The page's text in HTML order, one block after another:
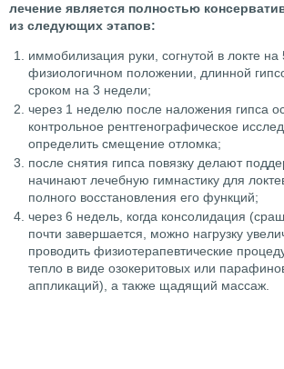
лечение является полностью
из следующих этапов:
иммобилизация руки, согнутой в локте на
физиологичном положении, длинной
сроком на 3 недели;
через 1 неделю после наложения гипса
контрольное рентгенографическое
определить смещение отломка;
после снятия гипса повязку делают
начинают лечебную гимнастику для
полного восстановления его функций;
через 6 недель, когда консолидация
почти завершается, можно нагрузку
проводить физиотерапевтические
тепло в виде озокеритовых или
аппликаций), а также щадящий массаж.